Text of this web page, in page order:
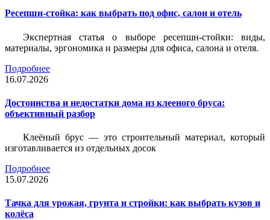
Ресепшн-стойка: как выбрать под офис, салон и отель
Экспертная статья о выборе ресепшн-стойки: виды,
материалы, эргономика и размеры для офиса, салона и отеля.
Подробнее
16.07.2026
Достоинства и недостатки дома из клееного бруса:
объективный разбор
Клеёный брус — это строительный материал, который
изготавливается из отдельных досок
Подробнее
15.07.2026
Тачка для урожая, грунта и стройки: как выбрать кузов и
колёса